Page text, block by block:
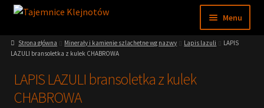
Przejdź
nawigacji
Przejdź
treści
Menu
Sklep
Moje konto
Strona główna Minerały i kamienie szlachetne wg nazwy Lapis lazuli
LAPIS
LAZULI bransoletka z kulek CHABROWA
LAPIS LAZULI bransoletka z kulek
CHABROWA